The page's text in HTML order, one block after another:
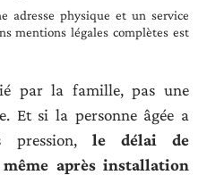
adresse physique et un service
mentions légales complètes est
par la famille, pas une
Et si la personne âgée a
pression, le délai de
après installation